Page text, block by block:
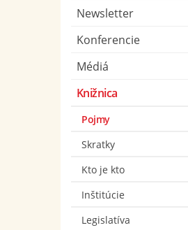
Newsletter
Konferencie
Médiá
Knižnica
Pojmy
Skratky
Kto je kto
Inštitúcie
Legislatíva